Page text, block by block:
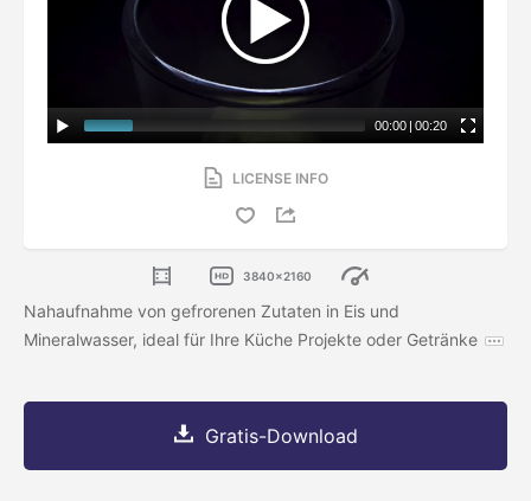
00:00 | 00:20
LICENSE INFO
3840x2160
Nahaufnahme von gefrorenen Zutaten in Eis und
Mineralwasser, ideal für Ihre Küche Projekte oder Getränke
Gratis-Download